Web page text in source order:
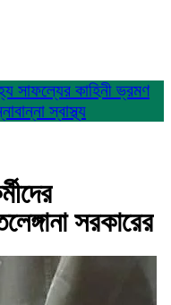
সাফল্যের কাহিনীভ্রমণ
স্বাস্থ্য
সরকারের